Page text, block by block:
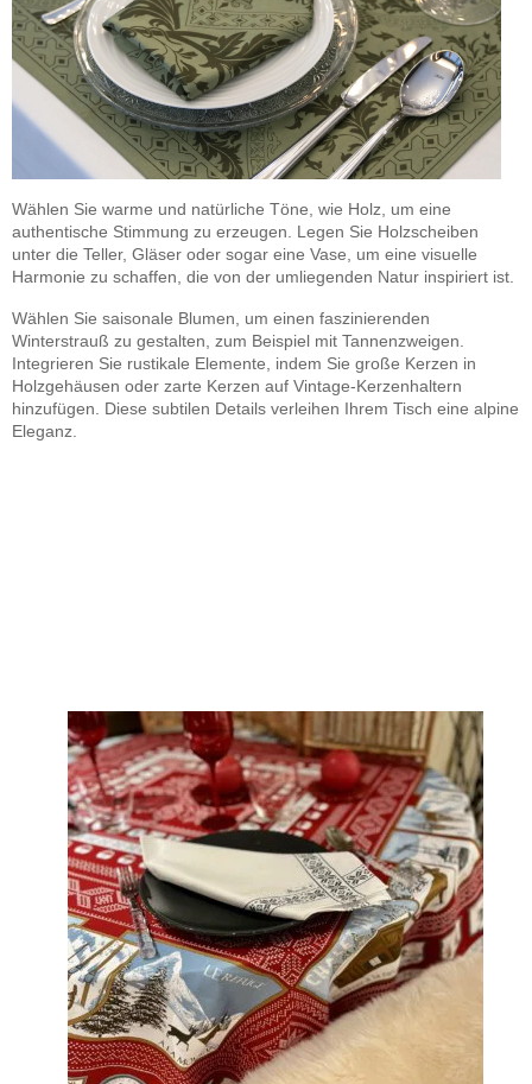
Wählen Sie warme und natürliche Töne, wie Holz, um eine
authentische Stimmung zu erzeugen. Legen Sie Holzscheiben
unter die Teller, Gläser oder sogar eine Vase, um eine visuelle
Harmonie zu schaffen, die von der umliegenden Natur inspiriert ist.
Wählen Sie saisonale Blumen, um einen faszinierenden
Winterstrauß zu gestalten, zum Beispiel mit Tannenzweigen.
Integrieren Sie rustikale Elemente, indem Sie große Kerzen in
Holzgehäusen oder zarte Kerzen auf Vintage-Kerzenhaltern
hinzufügen. Diese subtilen Details verleihen Ihrem Tisch eine alpine
Eleganz.